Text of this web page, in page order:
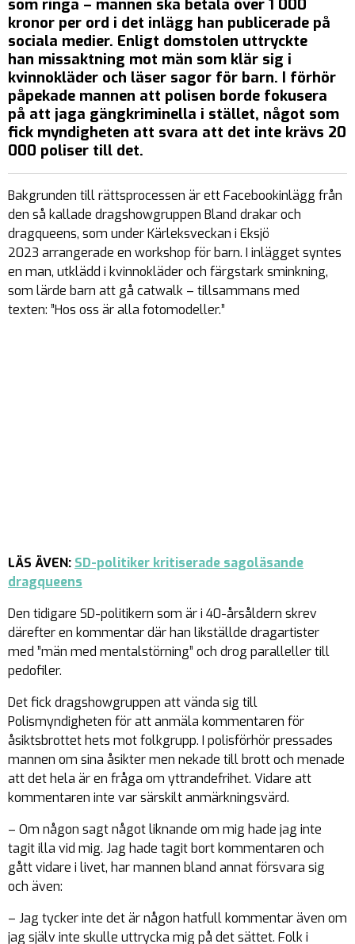
som ringa – mannen ska betala över 1 000
kronor per ord i det inlägg han publicerade på
sociala medier. Enligt domstolen uttryckte
han missaktning mot män som klär sig i
kvinnokläder och läser sagor för barn. I förhör
påpekade mannen att polisen borde fokusera
på att jaga gängkriminella i stället, något som
fick myndigheten att svara att det inte krävs 20
000 poliser till det.
Bakgrunden till rättsprocessen är ett Facebookinlägg från
den så kallade dragshowgruppen Bland drakar och
dragqueens, som under Kärleksveckan i Eksjö
2023 arrangerade en workshop för barn. I inlägget syntes
en man, utklädd i kvinnokläder och färgstark sminkning,
som lärde barn att gå catwalk – tillsammans med
texten: ”Hos oss är alla fotomodeller.”
LÄS ÄVEN: SD-politiker kritiserade sagoläsande
dragqueens
Den tidigare SD-politikern som är i 40-årsåldern skrev
därefter en kommentar där han likställde dragartister
med ”män med mentalstörning” och drog paralleller till
pedofiler.
Det fick dragshowgruppen att vända sig till
Polismyndigheten för att anmäla kommentaren för
åsiktsbrottet hets mot folkgrupp. I polisförhör pressades
mannen om sina åsikter men nekade till brott och menade
att det hela är en fråga om yttrandefrihet. Vidare att
kommentaren inte var särskilt anmärkningsvärd.
– Om någon sagt något liknande om mig hade jag inte
tagit illa vid mig. Jag hade tagit bort kommentaren och
gått vidare i livet, har mannen bland annat försvara sig
och även:
– Jag tycker inte det är någon hatfull kommentar även om
jag själv inte skulle uttrycka mig på det sättet. Folk i